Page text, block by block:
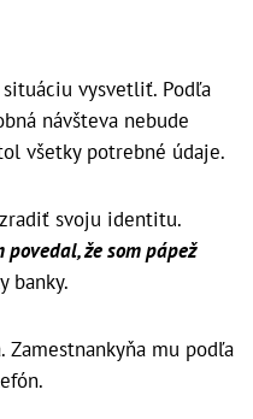
vysvetliť. Podľa
návšteva nebude
všetky potrebné údaje.
svoju identitu.
povedal, že som pápež
banky.
Zamestnankyňa mu podľa